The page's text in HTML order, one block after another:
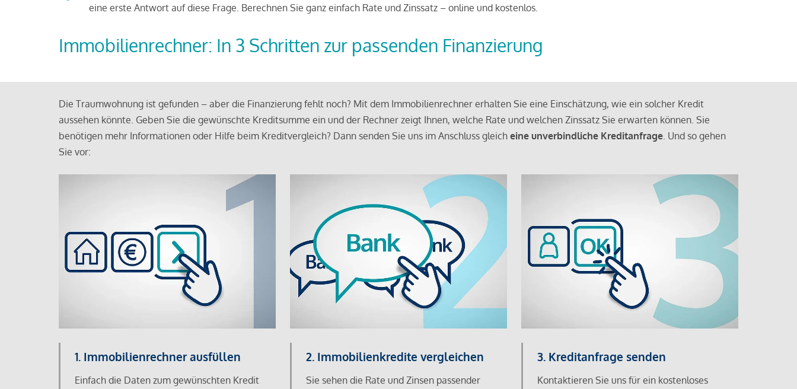
eine erste Antwort auf diese Frage. Berechnen Sie ganz einfach Rate und Zinssatz – online und kostenlos.
Immobilienrechner: In 3 Schritten zur passenden Finanzierung
Die Traumwohnung ist gefunden – aber die Finanzierung fehlt noch? Mit dem Immobilienrechner erhalten Sie eine Einschätzung, wie ein solcher Kredit
aussehen könnte. Geben Sie die gewünschte Kreditsumme ein und der Rechner zeigt Ihnen, welche Rate und welchen Zinssatz Sie erwarten können. Sie
benötigen mehr Informationen oder Hilfe beim Kreditvergleich? Dann senden Sie uns im Anschluss gleich eine unverbindliche Kreditanfrage. Und so gehen
Sie vor:
1. Immobilienrechner ausfüllen
Einfach die Daten zum gewünschten Kredit
2. Immobilienkredite vergleichen
Sie sehen die Rate und Zinsen passender
3. Kreditanfrage senden
Kontaktieren Sie uns für ein kostenloses